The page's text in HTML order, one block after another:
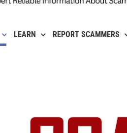
LEARN REPORT SCAMMERS